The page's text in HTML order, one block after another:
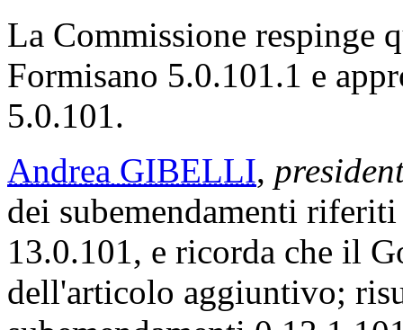
La Commissione respinge
Formisano 5.0.101.1 e
5.0.101.
Andrea GIBELLI,
dei subemendamenti
13.0.101, e ricorda che il
dell'articolo aggiuntivo;